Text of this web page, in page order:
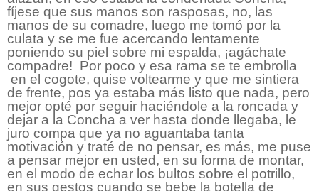
fíjese que sus manos son rasposas, no, las
manos de su comadre, luego me tomó por la
culata y se me fue acercando lentamente
poniendo su piel sobre mi espalda, ¡agáchate
compadre! Por poco y esa rama se te embrolla
en el cogote, quise voltearme y que me sintiera
de frente, pos ya estaba más listo que nada, pero
mejor opté por seguir haciéndole a la roncada y
dejar a la Concha a ver hasta donde llegaba, le
juro compa que ya no aguantaba tanta
motivación y traté de no pensar, es más, me puse
a pensar mejor en usted, en su forma de montar,
en el modo de echar los bultos sobre el potrillo,
en sus gestos cuando se bebe la botella de